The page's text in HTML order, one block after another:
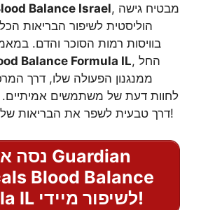
Balance Israel, מבטיח גישה
הוליסטית לשיפור הבריאות
בוויסות רמות הסוכר והדם.
Balance Formula IL, החל
ממנגנון הפעולה שלו, דרך
לחוות דעת של משתמשים
דרך טבעית לשפר את הבריאות שלכם, המשיכו לקרוא!
Blood Balance
Formula IL לשיפור מיידי!